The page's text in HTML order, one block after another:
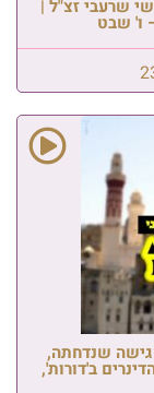
שרעבי זצ"ל |
ו' שבט
שנדחתה,
ב'דורות',